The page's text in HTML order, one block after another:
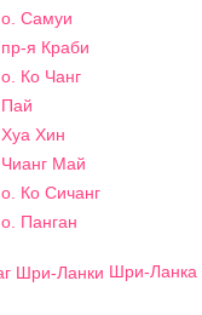
о. Самуи
пр-я Краби
о. Ко Чанг
Пай
Хуа Хин
Чианг Май
о. Ко Сичанг
о. Панган
Шри-Ланка